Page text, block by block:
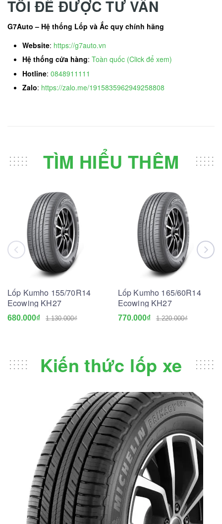
TÔI ĐỂ ĐƯỢC TƯ VẤN
G7Auto – Hệ thống Lốp và Ắc quy chính hãng
Website: https://g7auto.vn
Hệ thống cửa hàng: Toàn quốc (Click để xem)
Hotline: 0848911111
Zalo: https://zalo.me/1915835962949258808
TÌM HIỂU THÊM
Lốp Kumho 155/70R14
Ecowing KH27
680.000₫ 1.130.000₫
Lốp Kumho 165/60R14
Ecowing KH27
770.000₫ 1.220.000₫
Kiến thức lốp xe